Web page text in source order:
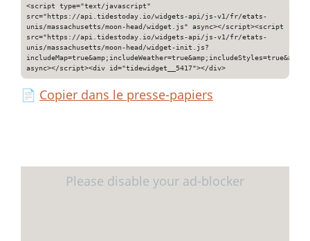
<script type="text/javascript"
src="https://api.tidestoday.io/widgets-api/js-v1/fr/etats-
unis/massachusetts/moon-head/widget.js" async></script><script
src="https://api.tidestoday.io/widgets-api/js-v1/fr/etats-
unis/massachusetts/moon-head/widget-init.js?
async></script><div id="tidewidget__5417"></div>
📄 Copier dans le presse-papiers